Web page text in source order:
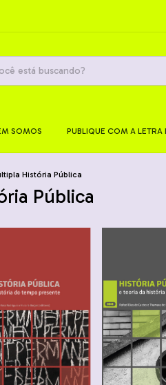
SOMOS PUBLIQUE COM A LETRA
História Pública
Pública